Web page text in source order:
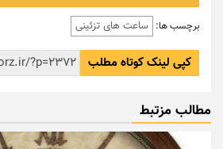
برچسب ها: ساعت های تزئینی
کپی لینک کوتاه مطلب
مطالب مزتبط